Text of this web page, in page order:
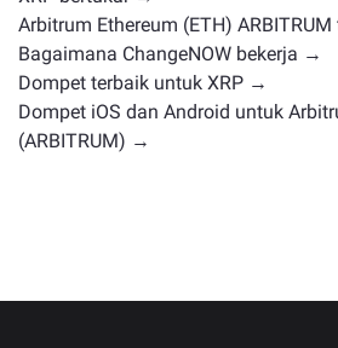
Arbitrum Ethereum (ETH)
Bagaimana ChangeNOW bekerja →
Dompet terbaik untuk XRP →
Dompet iOS dan Android untuk
(ARBITRUM) →